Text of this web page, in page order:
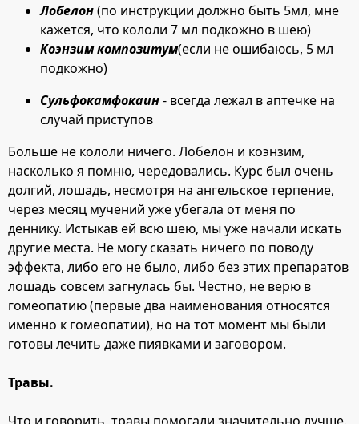
Лобелон(по инструкции должно быть 5мл, мне
кажется, что кололи 7 мл подкожно в шею)
Коэнзим композитум(если не ошибаюсь, 5 мл
подкожно)
Сульфокамфокаин- всегда лежал в аптечке на
случай приступов
Больше не кололи ничего. Лобелон и коэнзим,
насколько я помню, чередовались. Курс был очень
долгий, лошадь, несмотря на ангельское терпение,
через месяц мучений уже убегала от меня по
деннику. Истыкав ей всю шею, мы уже начали искать
другие места. Не могу сказать ничего по поводу
эффекта, либо его не было, либо без этих препаратов
лошадь совсем загнулась бы. Честно, не верю в
гомеопатию (первые два наименования относятся
именно к гомеопатии), но на тот момент мы были
готовы лечить даже пиявками и заговором.
Травы.